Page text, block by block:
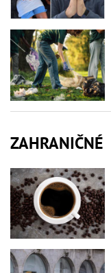
ZAHRANIČNÉ